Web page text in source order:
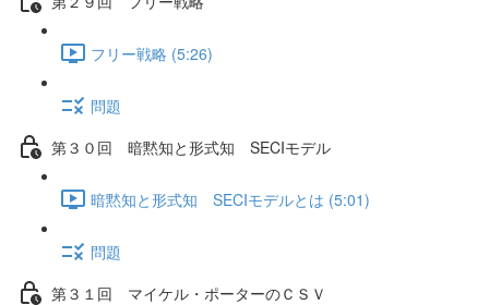
フリー戦略 (5:26)
問題
第３０回 暗黙知と形式知 SECIモデル
暗黙知と形式知 SECIモデルとは (5:01)
問題
第３１回 マイケル・ポーターのＣＳＶ